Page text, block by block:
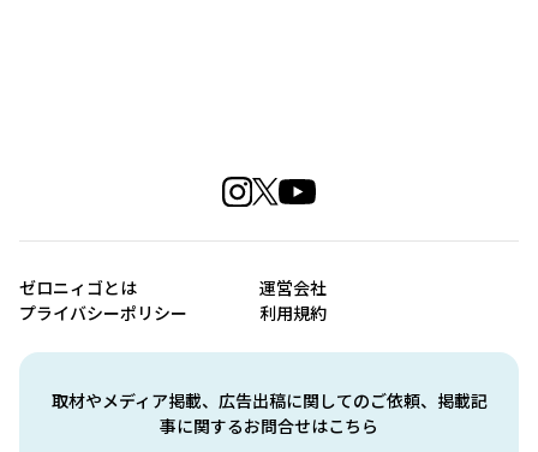
取材やメディア掲載、広告出稿に関してのご依頼、掲載記
事に関するお問合せはこちら
ゼロニィゴとは
運営会社
プライバシーポリシー
利用規約